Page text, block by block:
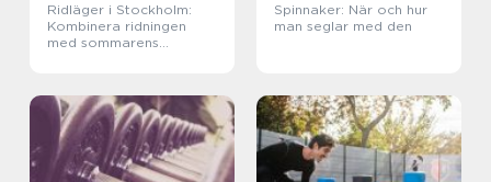
Ridläger i Stockholm:
Kombinera ridningen
med sommarens
Spinnaker: När och hur
man seglar med den